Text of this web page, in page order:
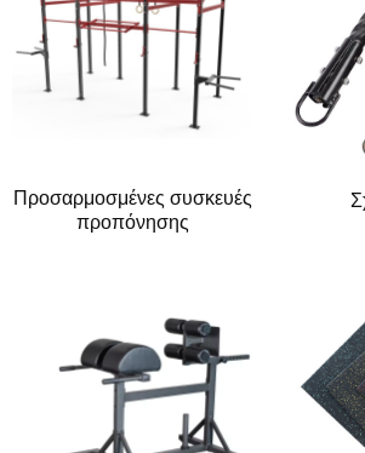
Προσαρμοσμένες συσκευές
προπόνησης